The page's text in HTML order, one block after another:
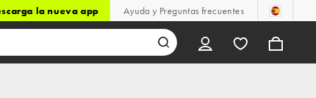
la nueva app Ayuda y Preguntas frecuentes